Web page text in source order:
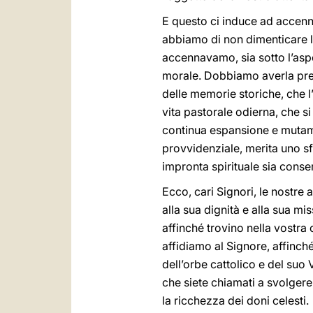
E questo ci induce ad
abbiamo di non dimenticare
accennavamo, sia sotto
morale. Dobbiamo averla
delle memorie storiche, che
vita pastorale odierna, che
continua espansione e
provvidenziale, merita uno
impronta spirituale sia
Ecco, cari Signori, le nostre
alla sua dignità e alla sua
affinché trovino nella vostra
affidiamo al Signore,
dell’orbe cattolico e del suo
che siete chiamati a
la ricchezza dei doni celesti.